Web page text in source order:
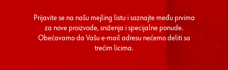
Prijavite se na našu mejling listu i saznajte među prvima
za nove proizvode, sniženja i specijalne ponude.
Obećavamo da Vašu e-mail adresu nećemo deliti sa
trećim licima.